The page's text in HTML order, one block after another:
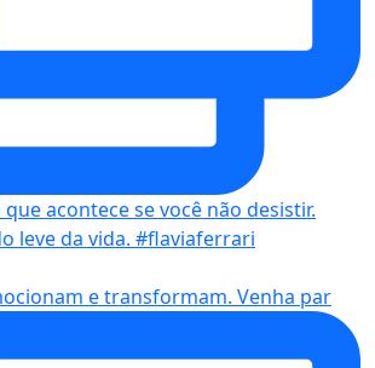
e transformam. Venha par